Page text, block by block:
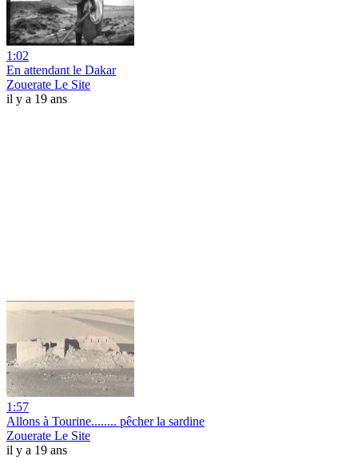
1:02
En attendant le Dakar
Zouerate Le Site
il y a 19 ans
1:57
Allons à Tourine........ pêcher la sardine
Zouerate Le Site
il y a 19 ans